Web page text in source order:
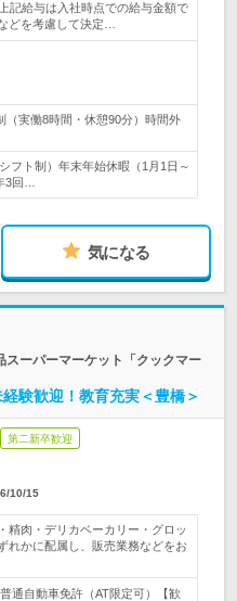
記給与は入社時点での給与金額で
どを考慮して決定…
（実働8時間・休憩90分）時間外
フト制）年末年始休暇（1月1日～
3回…
気になる
スーパーマーケット「クックマー
験歓迎！教育充実＜豊橋＞
第二新卒歓迎
10/15
精肉・デリカベーカリー・グロッ
れかに配属し、販売業務などをお
通自動車免許（AT限定可）【歓